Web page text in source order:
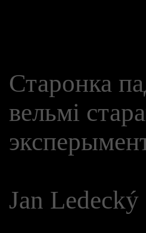
Старонка
вельмі
Jan Ledecký